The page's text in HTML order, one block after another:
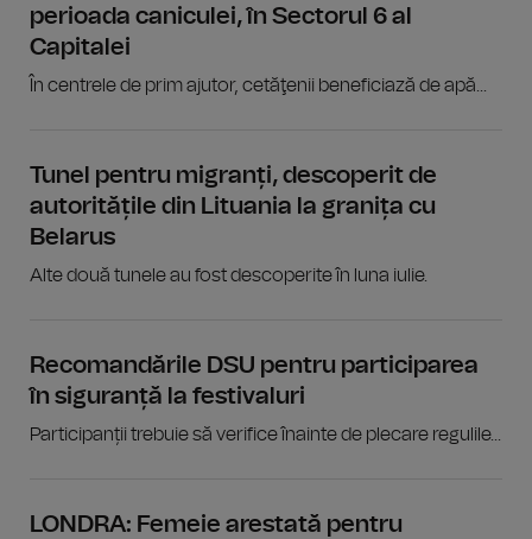
perioada caniculei, în Sectorul 6 al
Capitalei
În centrele de prim ajutor, cetăţenii beneficiază de apă...
Tunel pentru migranți, descoperit de
autoritățile din Lituania la granița cu
Belarus
Alte două tunele au fost descoperite în luna iulie.
Recomandările DSU pentru participarea
în siguranță la festivaluri
Participanții trebuie să verifice înainte de plecare regulile...
LONDRA: Femeie arestată pentru